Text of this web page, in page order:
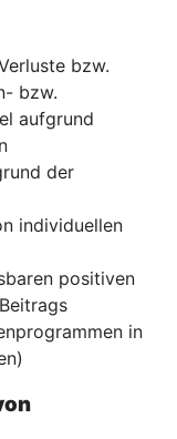
bzw.
bzw.
aufgrund
der
individuellen
positiven
in